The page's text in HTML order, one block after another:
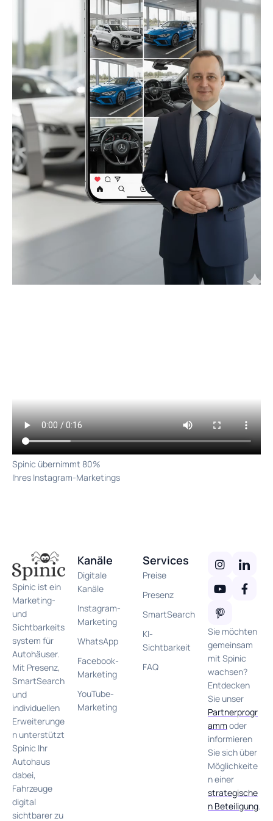
Spinic übernimmt 80%
Ihres Instagram-Marketings
Spinic ist ein
Marketing-
und
Sichtbarkeits
system für
Autohäuser.
Mit Presenz,
SmartSearch
und
individuellen
Erweiterunge
n unterstützt
Spinic Ihr
Autohaus
dabei,
Fahrzeuge
digital
sichtbarer zu
Kanäle
Digitale
Kanäle
Instagram-
Marketing
WhatsApp
Facebook-
Marketing
YouTube-
Marketing
Services
Preise
Presenz
SmartSearch
KI-
Sichtbarkeit
FAQ
Sie möchten
gemeinsam
mit Spinic
wachsen?
Entdecken
Sie unser
Partnerprogr
amm oder
informieren
Sie sich über
Möglichkeite
n einer
strategische
n Beteiligung.